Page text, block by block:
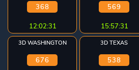
368
12:02:31
569
15:57:31
3D WASHINGTON
676
3D TEXAS
538